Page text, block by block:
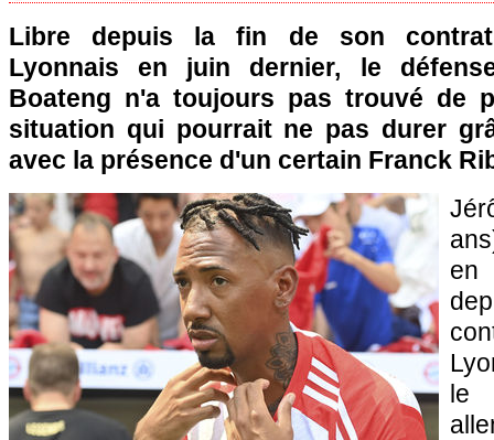
Libre depuis la fin de son contrat
Lyonnais en juin dernier, le
Boateng n'a toujours pas trouvé de
situation qui pourrait ne pas durer
avec la présence d'un certain Franck
le